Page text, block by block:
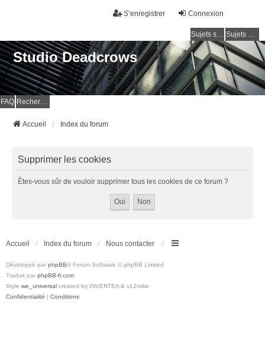
Connexion
S’enregistrer
Sujets sans réponse Sujets actifs
Studio Deadcrows
FAQ Rechercher
Accueil Index du forum
Supprimer les cookies
Êtes-vous sûr de vouloir supprimer tous les cookies de ce forum ?
Accueil Index du forum Nous contacter
Développé par phpBB® Forum Software © phpBB Limited
Traduit par phpBB-fr.com
Style we_universal created by INVENTEA & v12mike
Confidentialité | Conditions